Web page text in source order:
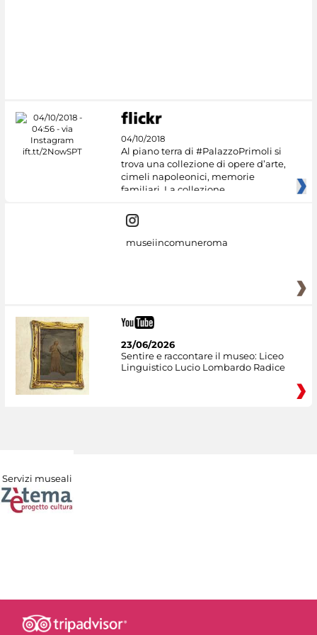
04/10/2018
Al piano terra di #PalazzoPrimoli si
trova una collezione di opere d’arte,
cimeli napoleonici, memorie
familiari. La collezione
museiincomuneroma
23/06/2026
Sentire e raccontare il museo: Liceo
Linguistico Lucio Lombardo Radice
Servizi museali